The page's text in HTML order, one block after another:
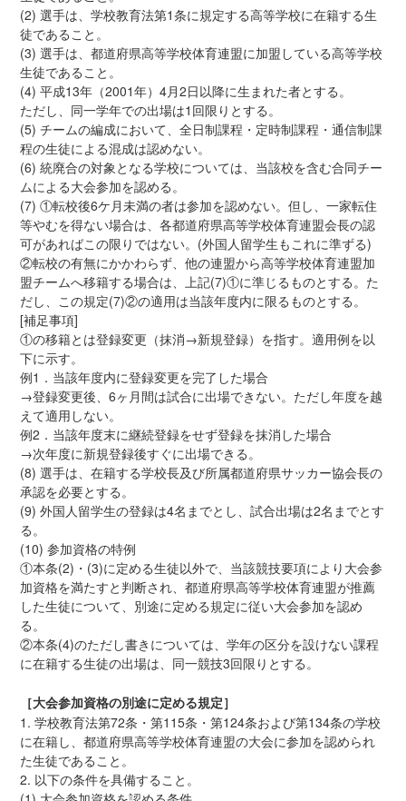
(2) 選手は、学校教育法第1条に規定する高等学校に在籍する生
徒であること。
(3) 選手は、都道府県高等学校体育連盟に加盟している高等学校
生徒であること。
(4) 平成13年（2001年）4月2日以降に生まれた者とする。
ただし、同一学年での出場は1回限りとする。
(5) チームの編成において、全日制課程・定時制課程・通信制課
程の生徒による混成は認めない。
(6) 統廃合の対象となる学校については、当該校を含む合同チー
ムによる大会参加を認める。
(7) ①転校後6ケ月未満の者は参加を認めない。但し、一家転住
等やむを得ない場合は、各都道府県高等学校体育連盟会長の認
可があればこの限りではない。(外国人留学生もこれに準ずる)
②転校の有無にかかわらず、他の連盟から高等学校体育連盟加
盟チームへ移籍する場合は、上記(7)①に準じるものとする。た
だし、この規定(7)②の適用は当該年度内に限るものとする。
[補足事項]
①の移籍とは登録変更（抹消→新規登録）を指す。適用例を以
下に示す。
例1．当該年度内に登録変更を完了した場合
→登録変更後、6ヶ月間は試合に出場できない。ただし年度を越
えて適用しない。
例2．当該年度末に継続登録をせず登録を抹消した場合
→次年度に新規登録後すぐに出場できる。
(8) 選手は、在籍する学校長及び所属都道府県サッカー協会長の
承認を必要とする。
(9) 外国人留学生の登録は4名までとし、試合出場は2名までとす
る。
(10) 参加資格の特例
①本条(2)・(3)に定める生徒以外で、当該競技要項により大会参
加資格を満たすと判断され、都道府県高等学校体育連盟が推薦
した生徒について、別途に定める規定に従い大会参加を認め
る。
②本条(4)のただし書きについては、学年の区分を設けない課程
に在籍する生徒の出場は、同一競技3回限りとする。
［大会参加資格の別途に定める規定］
1. 学校教育法第72条・第115条・第124条および第134条の学校
に在籍し、都道府県高等学校体育連盟の大会に参加を認められ
た生徒であること。
2. 以下の条件を具備すること。